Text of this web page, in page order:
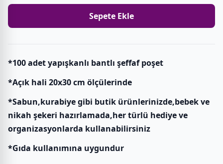
Sepete Ekle
*100 adet yapışkanlı bantlı şeffaf poşet
*Açık hali 20x30 cm ölçülerinde
*Sabun,kurabiye gibi butik ürünlerinizde,bebek ve
nikah şekeri hazırlamada,her türlü hediye ve
organizasyonlarda kullanabilirsiniz
*Gıda kullanımına uygundur